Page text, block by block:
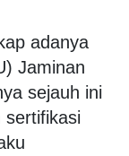
adanya
Jaminan
sejauh ini
sertifikasi